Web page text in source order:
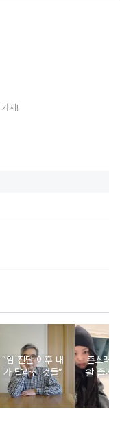
지!
“암 진단 이후 내
가 달라진 것들”
촌스러
활 즐기